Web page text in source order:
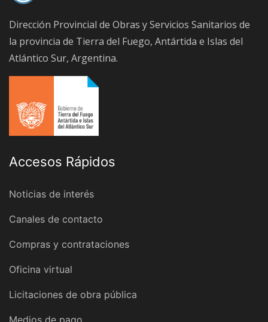
Dirección Provincial de Obras y Servicios Sanitarios de
la provincia de Tierra del Fuego, Antártida e Islas del
Atlántico Sur, Argentina.
Accesos Rápidos
Noticias de interés
Canales de contacto
Compras y contrataciones
Oficina virtual
Licitaciones de obra pública
Medios de pago